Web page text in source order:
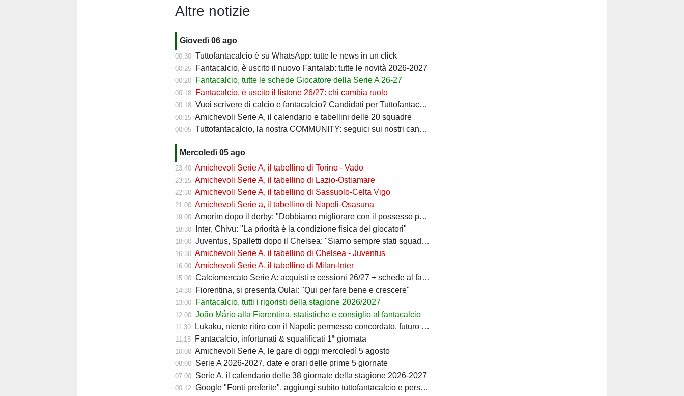
Altre notizie
Giovedì 06 ago
00:30 Tuttofantacalcio è su WhatsApp: tutte le news in un click
00:25 Fantacalcio, è uscito il nuovo Fantalab: tutte le novità 2026-2027
00:20 Fantacalcio, tutte le schede Giocatore della Serie A 26-27
00:18 Fantacalcio, è uscito il listone 26/27: chi cambia ruolo
00:18 Vuoi scrivere di calcio e fantacalcio? Candidati per Tuttofantacalcio
00:15 Amichevoli Serie A, il calendario e tabellini delle 20 squadre
00:05 Tuttofantacalcio, la nostra COMMUNITY: seguici sui nostri canali social
Mercoledì 05 ago
23:40 Amichevoli Serie A, il tabellino di Torino - Vado
23:15 Amichevoli Serie A, il tabellino di Lazio-Ostiamare
22:30 Amichevoli Serie A, il tabellino di Sassuolo-Celta Vigo
21:00 Amichevoli Serie a, il tabellino di Napoli-Osasuna
19:00 Amorim dopo il derby: "Dobbiamo migliorare con il possesso palla"
18:30 Inter, Chivu: "La priorità è la condizione fisica dei giocatori"
18:00 Juventus, Spalletti dopo il Chelsea: "Siamo sempre stati squadra"
16:30 Amichevoli Serie A, il tabellino di Chelsea - Juventus
16:00 Amichevoli Serie A, il tabellino di Milan-Inter
15:00 Calciomercato Serie A: acquisti e cessioni 26/27 + schede al fantacalcio
14:30 Fiorentina, si presenta Oulai: "Qui per fare bene e crescere"
13:00 Fantacalcio, tutti i rigoristi della stagione 2026/2027
12:00 João Mário alla Fiorentina, statistiche e consiglio al fantacalcio
11:30 Lukaku, niente ritiro con il Napoli: permesso concordato, futuro in bilico
11:15 Fantacalcio, infortunati & squalificati 1ª giornata
10:00 Amichevoli Serie A, le gare di oggi mercoledì 5 agosto
08:00 Serie A 2026-2027, date e orari delle prime 5 giornate
07:00 Serie A, il calendario delle 38 giornate della stagione 2026-2027
00:12 Google "Fonti preferite", aggiungi subito tuttofantacalcio e personalizza le tue notizie